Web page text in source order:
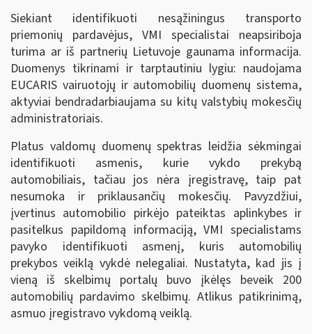
Siekiant identifikuoti nesąžiningus transporto
priemonių pardavėjus, VMI specialistai neapsiriboja
turima ar iš partnerių Lietuvoje gaunama informacija.
Duomenys tikrinami ir tarptautiniu lygiu: naudojama
EUCARIS vairuotojų ir automobilių duomenų sistema,
aktyviai bendradarbiaujama su kitų valstybių mokesčių
administratoriais.
Platus valdomų duomenų spektras leidžia sėkmingai
identifikuoti asmenis, kurie vykdo prekybą
automobiliais, tačiau jos nėra įregistravę, taip pat
nesumoka ir priklausančių mokesčių. Pavyzdžiui,
įvertinus automobilio pirkėjo pateiktas aplinkybes ir
pasitelkus papildomą informaciją, VMI specialistams
pavyko identifikuoti asmenį, kuris automobilių
prekybos veiklą vykdė nelegaliai. Nustatyta, kad jis į
vieną iš skelbimų portalų buvo įkėlęs beveik 200
automobilių pardavimo skelbimų. Atlikus patikrinimą,
asmuo įregistravo vykdomą veiklą.